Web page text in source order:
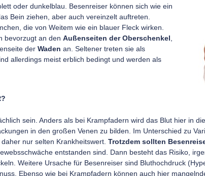
oder dunkelblau. Besenreiser können sich wie ein
Bein ziehen, aber auch vereinzelt auftreten.
die von Weitem wie ein blauer Fleck wirken.
bevorzugt an den Außenseiten der Oberschenkel
der Waden an. Seltener treten sie als
allerdings meist erblich bedingt und werden als
sein. Anders als bei Krampfadern wird das Blut hier in
in den großen Venen zu bilden. Im Unterschied zu
nur selten Krankheitswert. Trotzdem sollten
entstanden sind. Dann besteht das Risiko,
Weitere Ursache für Besenreiser sind Bluthochdruck
Ebenso wie bei Krampfadern können auch hier